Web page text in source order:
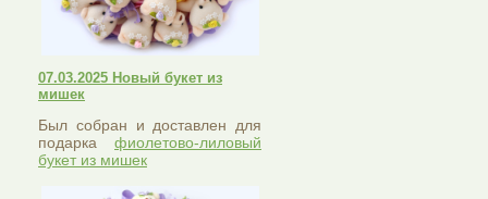
07.03.2025 Новый букет из
мишек
Был собран и доставлен для
подарка фиолетово-лиловый
букет из мишек